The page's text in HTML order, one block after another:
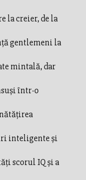
la creier, de la
gentlemeni la
mintală, dar
într-o
inteligente şi
scorul IQ şi a